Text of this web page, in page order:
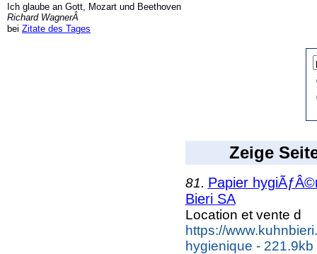
Ich glaube an Gott, Mozart und Beethoven
Richard WagnerÂ
bei Zitate des Tages
Zeige
81. Papier
Bieri SA
Location et vente d
https://
hygienique - 221.9kb